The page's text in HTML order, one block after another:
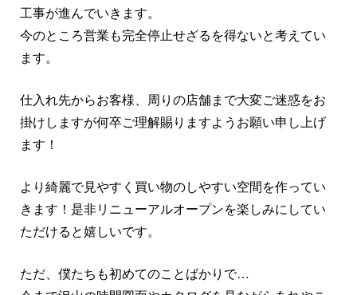
工事が進んでいきます。
今のところ営業も完全停止せざるを得ないと考えてい
ます。
仕入れ先からお客様、周りの店舗まで大変ご迷惑をお
掛けしますが何卒ご理解賜りますようお願い申し上げ
ます！
より綺麗で見やすく買い物のしやすい空間を作ってい
きます！是非リニューアルオープンを楽しみにしてい
ただけると嬉しいです。
ただ、僕たちも初めてのことばかりで…